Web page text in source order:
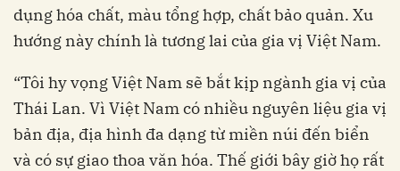
dụng hóa chất, màu tổng hợp, chất bảo quản. Xu
hướng này chính là tương lai của gia vị Việt Nam.
“Tôi hy vọng Việt Nam sẽ bắt kịp ngành gia vị của
Thái Lan. Vì Việt Nam có nhiều nguyên liệu gia vị
bản địa, địa hình đa dạng từ miền núi đến biển
và có sự giao thoa văn hóa. Thế giới bây giờ họ rất